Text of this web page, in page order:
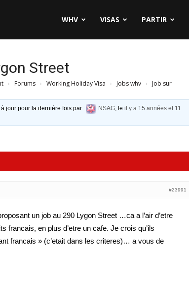
WHV VISAS PARTIR
Street
› Forums › Working Holiday Visa › Jobs whv ›
Job sur
jour pour la dernière fois par NSAG, leil y a 15 années et 11
#23991
un job au 290 Lygon Street …ca a l’air d’etre
francais, en plus d’etre un cafe. Je crois qu’ils
francais » (c’etait dans les criteres)… a vous de